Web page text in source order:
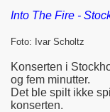
Into The Fire -
Foto: Ivar Scholtz
Konserten i
og fem minutter.
Det ble spilt ikke
konserten.